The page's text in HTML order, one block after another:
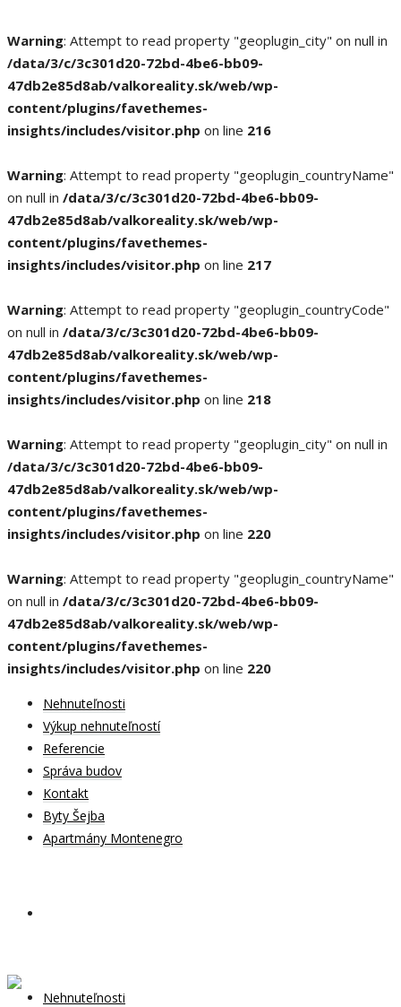
Warning: Attempt to read property "geoplugin_city" on null in
/data/3/c/3c301d20-72bd-4be6-bb09-
47db2e85d8ab/valkoreality.sk/web/wp-
content/plugins/favethemes-
insights/includes/visitor.php on line 216
Warning: Attempt to read property "geoplugin_countryName"
on null in /data/3/c/3c301d20-72bd-4be6-bb09-
47db2e85d8ab/valkoreality.sk/web/wp-
content/plugins/favethemes-
insights/includes/visitor.php on line 217
Warning: Attempt to read property "geoplugin_countryCode"
on null in /data/3/c/3c301d20-72bd-4be6-bb09-
47db2e85d8ab/valkoreality.sk/web/wp-
content/plugins/favethemes-
insights/includes/visitor.php on line 218
Warning: Attempt to read property "geoplugin_city" on null in
/data/3/c/3c301d20-72bd-4be6-bb09-
47db2e85d8ab/valkoreality.sk/web/wp-
content/plugins/favethemes-
insights/includes/visitor.php on line 220
Warning: Attempt to read property "geoplugin_countryName"
on null in /data/3/c/3c301d20-72bd-4be6-bb09-
47db2e85d8ab/valkoreality.sk/web/wp-
content/plugins/favethemes-
insights/includes/visitor.php on line 220
Nehnuteľnosti
Výkup nehnuteľností
Referencie
Správa budov
Kontakt
Byty Šejba
Apartmány Montenegro
Nehnuteľnosti